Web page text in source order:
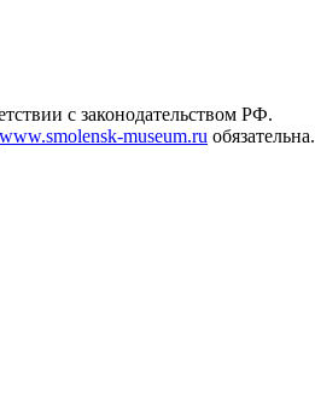
с законодательством РФ.
www.smolensk-museum.ru обязательна.